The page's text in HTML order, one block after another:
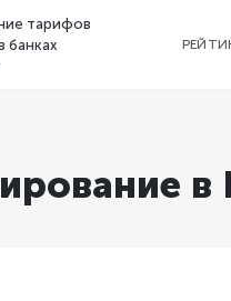
тарифов
банках